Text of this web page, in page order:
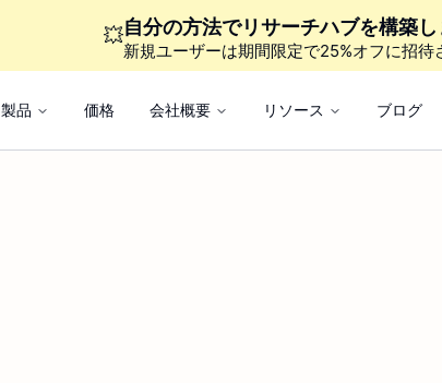
💥自分の方法でリサーチハブを構築し
新規ユーザーは期間限定で25%オフに招待
製品 価格 会社概要 リソース ブログ